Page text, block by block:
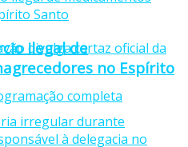
ilegal de
no Espírito